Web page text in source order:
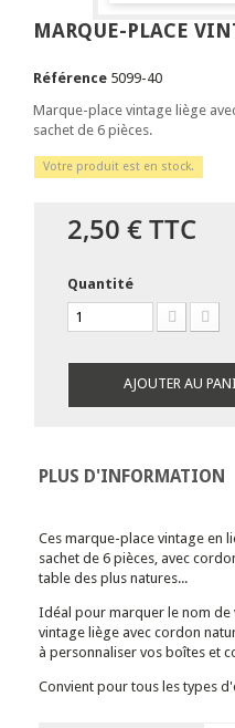
MARQUE-PLACE
Référence 5099-40
Marque-place vintage liège
sachet de 6 pièces.
Votre produit est en stock.
2,50 €TTC
Quantité
AJOUTER AU
PLUS D'INFORMATION
Ces marque-place vintage en
sachet de 6 pièces, avec
table des plus natures...
Idéal pour marquer le nom de
vintage liège avec cordon
à personnaliser vos boîtes et
Convient pour tous les types